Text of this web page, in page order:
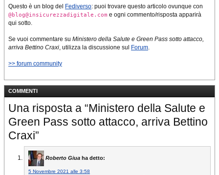
Questo è un blog del Fediverso: puoi trovare questo articolo ovunque con
@blog@insicurezzadigitale.com e ogni commento/risposta apparirà
qui sotto.
Se vuoi commentare su Ministero della Salute e Green Pass sotto attacco,
arriva Bettino Craxi, utilizza la discussione sul Forum.
>> forum community
COMMENTI
Una risposta a “Ministero della Salute e
Green Pass sotto attacco, arriva Bettino
Craxi”
Roberto Giua ha detto:
5 Novembre 2021 alle 3:58